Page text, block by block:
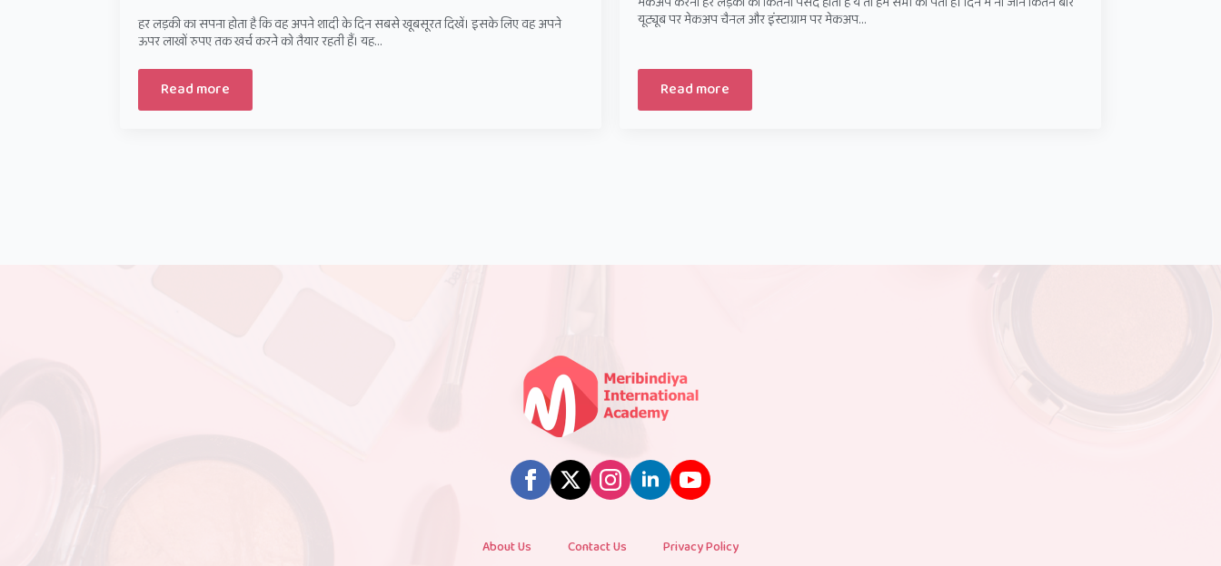
हर लड़की का सपना होता है कि वह अपने शादी के दिन सबसे खूबसूरत दिखें। इसके लिए वह अपने
ऊपर लाखों रुपए तक खर्च करने को तैयार रहती हैं। यह…
Read more
यूट्यूब पर मेकअप चैनल और इंस्टाग्राम पर मेकअप…
Read more
About Us Contact Us Privacy Policy